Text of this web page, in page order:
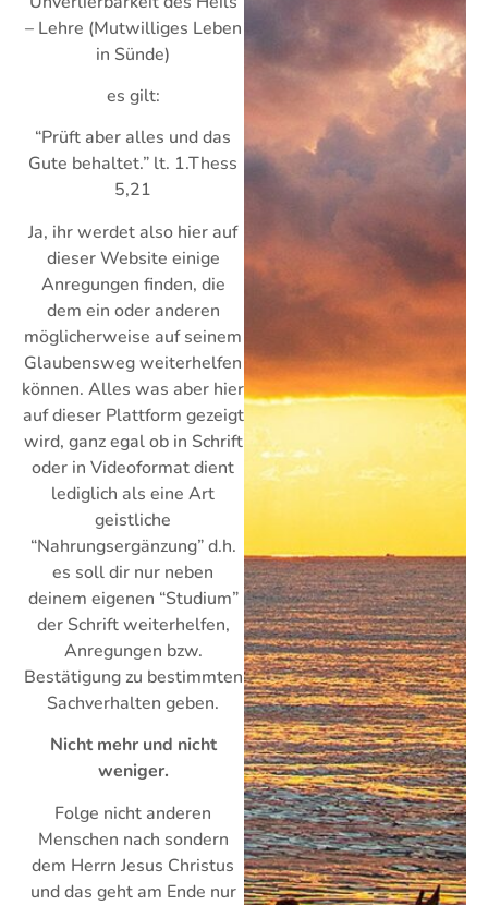
– Lehre (Mutwilliges Leben
in Sünde)
es gilt:
“Prüft aber alles und das
Gute behaltet.” lt. 1.Thess
5,21
Ja, ihr werdet also hier auf
dieser Website einige
Anregungen finden, die
dem ein oder anderen
möglicherweise auf seinem
Glaubensweg weiterhelfen
können. Alles was aber hier
auf dieser Plattform gezeigt
wird, ganz egal ob in Schrift
oder in Videoformat dient
lediglich als eine Art
geistliche
“Nahrungsergänzung” d.h.
es soll dir nur neben
deinem eigenen “Studium”
der Schrift weiterhelfen,
Anregungen bzw.
Bestätigung zu bestimmten
Sachverhalten geben.
Nicht mehr und nicht
weniger.
Folge nicht anderen
Menschen nach sondern
dem Herrn Jesus Christus
und das geht am Ende nur